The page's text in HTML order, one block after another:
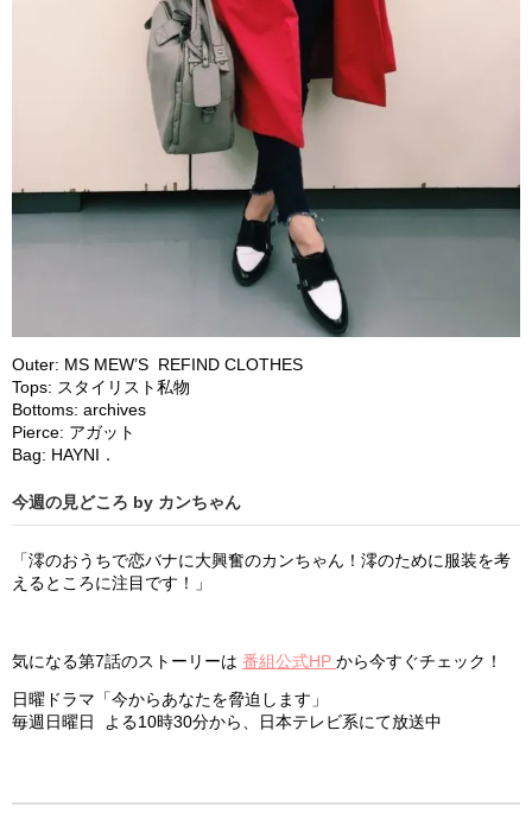
Outer: MS MEW’S REFIND CLOTHES
Tops: スタイリスト私物
Bottoms: archives
Pierce: アガット
Bag: HAYNI．
今週の見どころ by カンちゃん
「澪のおうちで恋バナに大興奮のカンちゃん！澪のために服装を考
えるところに注目です！」
気になる第7話のストーリーは 番組公式HP から今すぐチェック！
日曜ドラマ「今からあなたを脅迫します」
毎週日曜日 よる10時30分から、日本テレビ系にて放送中